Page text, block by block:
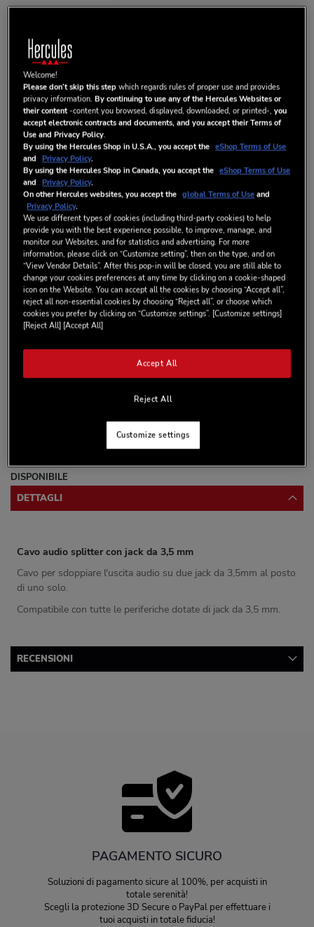
AUDIO SPLIT CABLE
Cavo audio splitter con jack da 3,5 mm
Cavo per sdoppiare l'uscita audio su due jack da 3,5mm al posto di
uno solo.
Compatibile con tutte le periferiche dotate di jack da 3,5 mm.
CONTENUTO DELLA CONFEZIONE
- 1 x cavo audio splitter con jack da 3,5 mm
- Informazioni sulla garanzia
12,99 €
AGGIUNGI AL CARRELLO
DISPONIBILE
DETTAGLI
Cavo audio splitter con jack da 3,5 mm
Cavo per sdoppiare l'uscita audio su due jack da 3,5mm al posto
di uno solo.
Compatibile con tutte le periferiche dotate di jack da 3,5 mm.
RECENSIONI
PAGAMENTO SICURO
Soluzioni di pagamento sicure al 100%, per acquisti in
totale serenità!
Scegli la protezione 3D Secure o PayPal per effettuare i
tuoi acquisti in totale fiducia!
Welcome!
Please don’t skip this stepwhich regards rules of proper use and provides
privacy information.By continuing to use any of the Hercules Websites or
their content-content you browsed, displayed, downloaded, or printed-,you
accept electronic contracts and documents, and you accept their Terms of
Use and Privacy Policy.
By using the Hercules Shop in U.S.A., you accept the eShop Terms of Use
and Privacy Policy.
By using the Hercules Shop in Canada, you accept the eShop Terms of Use
and Privacy Policy.
On other Hercules websites, you accept the global Terms of Useand
Privacy Policy.
We use different types of cookies (including third-party cookies) to help
provide you with the best experience possible, to improve, manage, and
monitor our Websites, and for statistics and advertising. For more
information, please click on “Customize setting”, then on the type, and on
“View Vendor Details”. After this pop-in will be closed, you are still able to
change your cookies preferences at any time by clicking on a cookie-shaped
icon on the Website. You can accept all the cookies by choosing “Accept all”,
reject all non-essential cookies by choosing “Reject all”, or choose which
cookies you prefer by clicking on “Customize settings”. [Customize settings]
[Reject All] [Accept All]
Reject All
Accept All
Customize settings